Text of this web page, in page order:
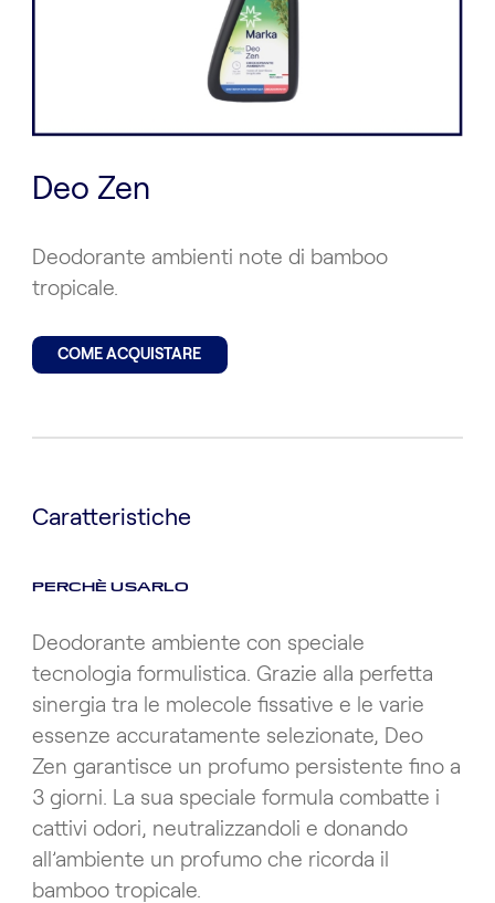
Deo Zen
Deodorante ambienti note di bamboo
tropicale.
COME ACQUISTARE
Caratteristiche
PERCHÈ USARLO
Deodorante ambiente con speciale
tecnologia formulistica. Grazie alla perfetta
sinergia tra le molecole fissative e le varie
essenze accuratamente selezionate, Deo
Zen garantisce un profumo persistente fino a
3 giorni. La sua speciale formula combatte i
cattivi odori, neutralizzandoli e donando
all’ambiente un profumo che ricorda il
bamboo tropicale.